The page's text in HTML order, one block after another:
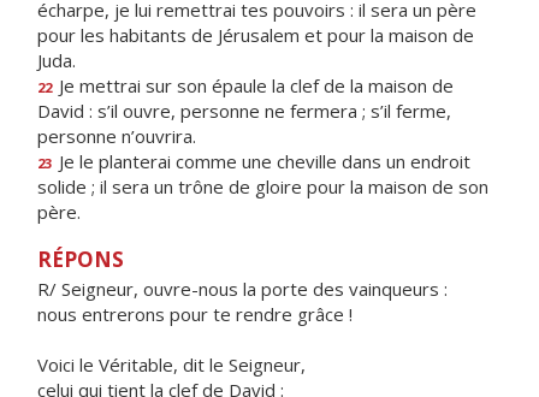
écharpe, je lui remettrai tes pouvoirs : il sera un père
pour les habitants de Jérusalem et pour la maison de
Juda.
22 Je mettrai sur son épaule la clef de la maison de
David : s’il ouvre, personne ne fermera ; s’il ferme,
personne n’ouvrira.
23 Je le planterai comme une cheville dans un endroit
solide ; il sera un trône de gloire pour la maison de son
père.
RÉPONS
R/ Seigneur, ouvre-nous la porte des vainqueurs :
nous entrerons pour te rendre grâce !
Voici le Véritable, dit le Seigneur,
celui qui tient la clef de David :